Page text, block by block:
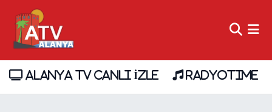
ALANYA TV CANLI İZLE RADYOTIME